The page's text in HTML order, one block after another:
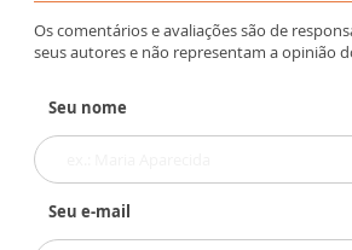
Os comentários e avaliações são de
seus autores e não representam a opinião
Seu nome
Seu e-mail